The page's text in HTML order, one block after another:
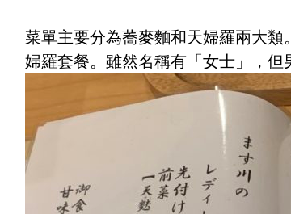
菜單主要分為蕎麥麵和天婦羅兩大
婦羅套餐。雖然名稱有「女士」，但